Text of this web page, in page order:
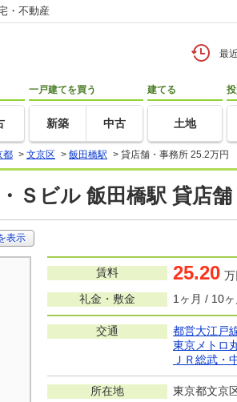
・不動産
最
一戸建てを買う
新築 中古
建てる
土地
都 > 文京区 > 飯田橋駅 > 貸店舗・事務所 25.2万円
Ｓビル 飯田橋駅 貸店
表示
賃料 25.20
礼金・敷金
1ヶ月 / 10ヶ
交通 都営大江戸
東京メトロ
ＪＲ総武・
所在地 東京都文京